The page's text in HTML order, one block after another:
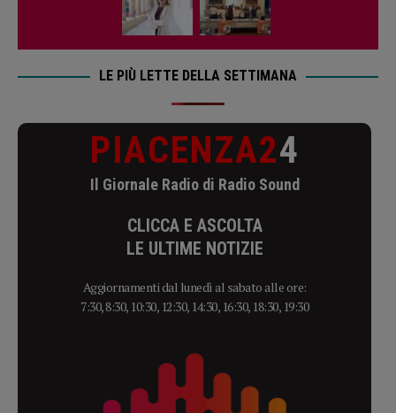
LE PIÙ LETTE DELLA SETTIMANA
PIACENZA24
Il Giornale Radio di Radio Sound
CLICCA E ASCOLTA
LE ULTIME NOTIZIE
Aggiornamenti dal lunedì al sabato alle ore:
7:30, 8:30, 10:30, 12:30, 14:30, 16:30, 18:30, 19:30